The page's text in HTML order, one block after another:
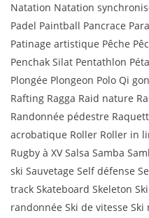
Natation Natation
Padel Paintball Pancrace
Patinage artistique Pêche
Penchak Silat Pentathlon
Plongée Plongeon Polo Qi
Rafting Ragga Raid nature
Randonnée pédestre
acrobatique Roller Roller in
Rugby à XV Salsa Samba
ski Sauvetage Self défense
track Skateboard Skeleton
randonnée Ski de vitesse